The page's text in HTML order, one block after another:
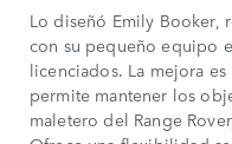
Lo diseñó Emily Booker,
con su pequeño equipo
licenciados. La mejora
permite mantener los
maletero del Range